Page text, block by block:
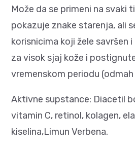
Može da se primeni na svaki
pokazuje znake starenja, ali
korisnicima koji žele savršen
za visok sjaj kože i
vremenskom periodu
Aktivne supstance: Diacetil
vitamin C, retinol, kolagen,
kiselina,Limun Verbena.